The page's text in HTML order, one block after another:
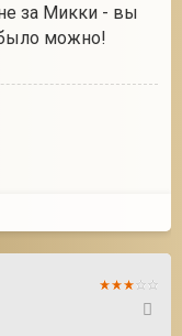
за Микки - вы
можно!